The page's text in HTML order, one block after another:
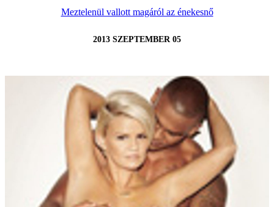
Meztelenül vallott magáról az énekesnő
2013 SZEPTEMBER 05